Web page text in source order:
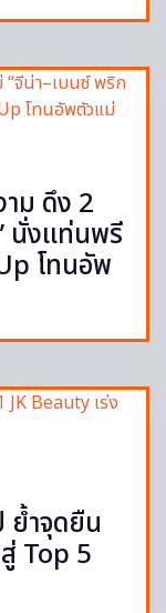
ม ดึง 2
นั่งแท่นพรี
โทนอัพ
ำจุดยืน
Top 5